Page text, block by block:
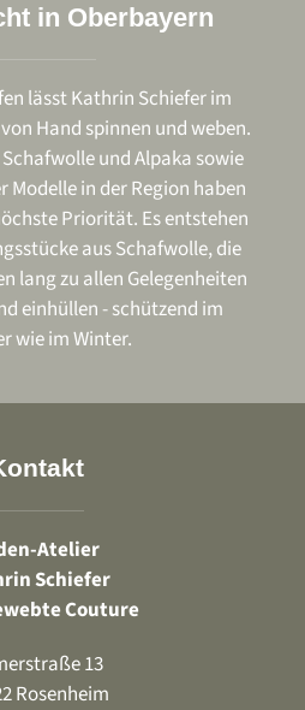
in Oberbayern
lässt Kathrin Schiefer im
Hand spinnen und weben.
und Alpaka sowie
Modelle in der Region haben
Priorität. Es entstehen
aus Schafwolle, die
lang zu allen Gelegenheiten
einhüllen - schützend im
wie im Winter.
Atelier
Schiefer
Couture
13
Rosenheim